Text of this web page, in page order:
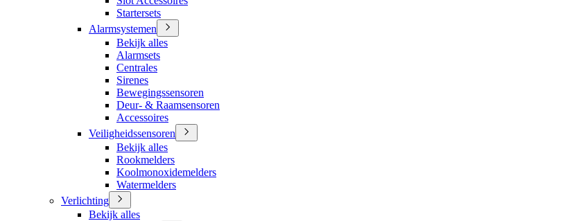
Startersets
Alarmsystemen
Bekijk alles
Alarmsets
Centrales
Sirenes
Bewegingssensoren
Deur- & Raamsensoren
Accessoires
Veiligheidssensoren
Bekijk alles
Rookmelders
Koolmonoxidemelders
Watermelders
Verlichting
Bekijk alles